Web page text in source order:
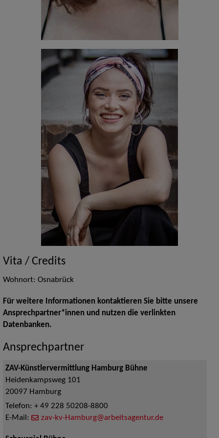
Vita / Credits
Wohnort: Osnabrück
Für weitere Informationen kontaktieren Sie bitte unsere
Ansprechpartner*innen und nutzen die verlinkten
Datenbanken.
Ansprechpartner
ZAV-Künstlervermittlung Hamburg Bühne
Heidenkampsweg 101
20097 Hamburg
Telefon: + 49 228 50208-8800
E-Mail:
zav-kv-Hamburg@arbeitsagentur.de